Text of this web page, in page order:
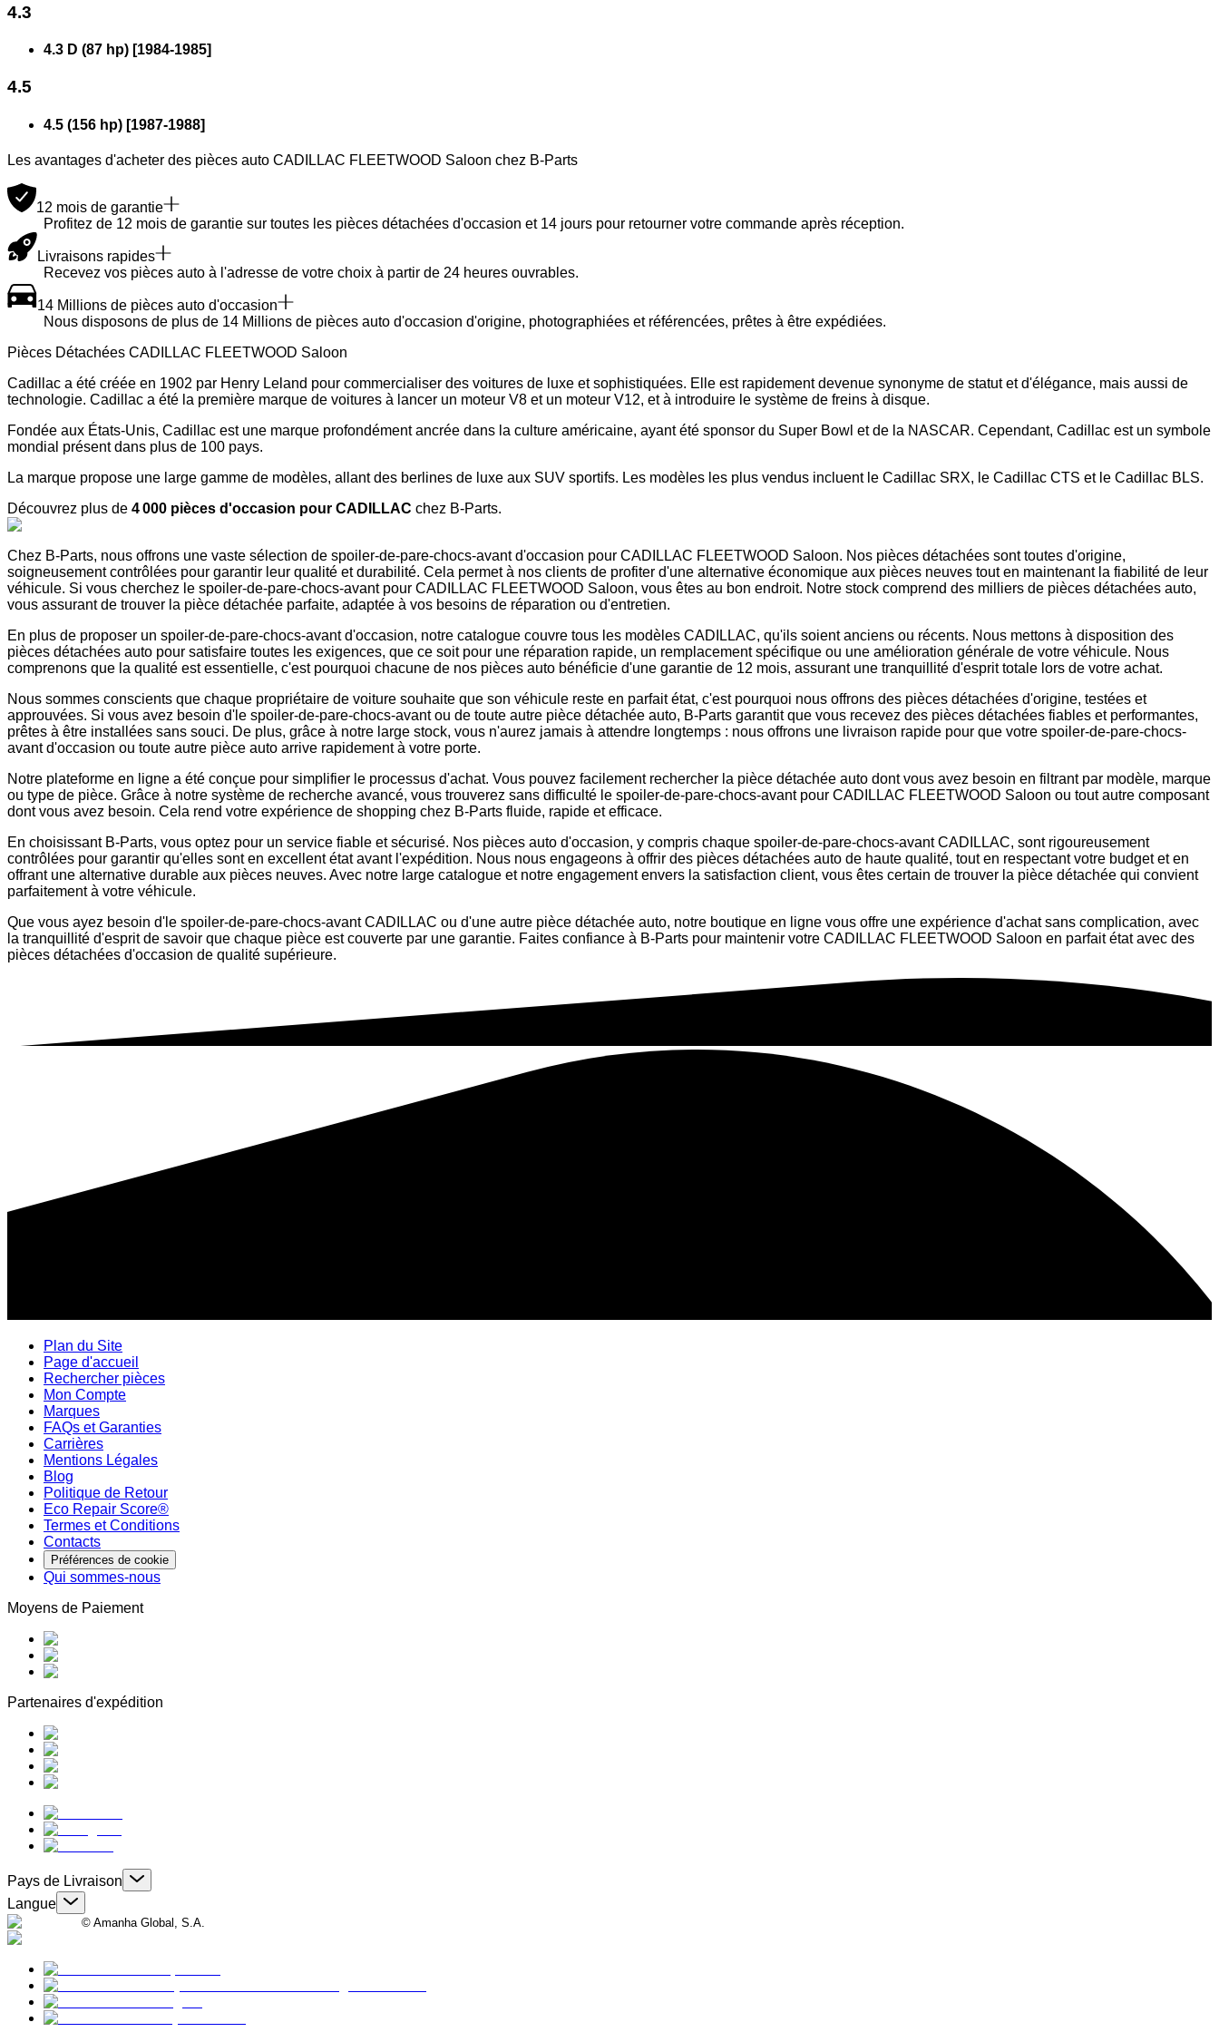
4.3
4.3 D (87 hp) [1984-1985]
4.5
4.5 (156 hp) [1987-1988]
Les avantages d'acheter des pièces auto CADILLAC FLEETWOOD Saloon chez B-Parts
12 mois de garantie
Profitez de 12 mois de garantie sur toutes les pièces détachées d'occasion et 14 jours pour retourner votre commande après réception.
Livraisons rapides
Recevez vos pièces auto à l'adresse de votre choix à partir de 24 heures ouvrables.
14 Millions de pièces auto d'occasion
Nous disposons de plus de 14 Millions de pièces auto d'occasion d'origine, photographiées et référencées, prêtes à être expédiées.
Pièces Détachées CADILLAC FLEETWOOD Saloon
Cadillac a été créée en 1902 par Henry Leland pour commercialiser des voitures de luxe et sophistiquées. Elle est rapidement devenue synonyme de statut et d'élégance, mais aussi de
technologie. Cadillac a été la première marque de voitures à lancer un moteur V8 et un moteur V12, et à introduire le système de freins à disque.
Fondée aux États-Unis, Cadillac est une marque profondément ancrée dans la culture américaine, ayant été sponsor du Super Bowl et de la NASCAR. Cependant, Cadillac est un symbole
mondial présent dans plus de 100 pays.
La marque propose une large gamme de modèles, allant des berlines de luxe aux SUV sportifs. Les modèles les plus vendus incluent le Cadillac SRX, le Cadillac CTS et le Cadillac BLS.
Découvrez plus de 4 000 pièces d'occasion pour CADILLAC chez B-Parts.
Chez B-Parts, nous offrons une vaste sélection de spoiler-de-pare-chocs-avant d'occasion pour CADILLAC FLEETWOOD Saloon. Nos pièces détachées sont toutes d'origine,
soigneusement contrôlées pour garantir leur qualité et durabilité. Cela permet à nos clients de profiter d'une alternative économique aux pièces neuves tout en maintenant la fiabilité de leur
véhicule. Si vous cherchez le spoiler-de-pare-chocs-avant pour CADILLAC FLEETWOOD Saloon, vous êtes au bon endroit. Notre stock comprend des milliers de pièces détachées auto,
vous assurant de trouver la pièce détachée parfaite, adaptée à vos besoins de réparation ou d'entretien.
En plus de proposer un spoiler-de-pare-chocs-avant d'occasion, notre catalogue couvre tous les modèles CADILLAC, qu'ils soient anciens ou récents. Nous mettons à disposition des
pièces détachées auto pour satisfaire toutes les exigences, que ce soit pour une réparation rapide, un remplacement spécifique ou une amélioration générale de votre véhicule. Nous
comprenons que la qualité est essentielle, c'est pourquoi chacune de nos pièces auto bénéficie d'une garantie de 12 mois, assurant une tranquillité d'esprit totale lors de votre achat.
Nous sommes conscients que chaque propriétaire de voiture souhaite que son véhicule reste en parfait état, c'est pourquoi nous offrons des pièces détachées d'origine, testées et
approuvées. Si vous avez besoin d'le spoiler-de-pare-chocs-avant ou de toute autre pièce détachée auto, B-Parts garantit que vous recevez des pièces détachées fiables et performantes,
prêtes à être installées sans souci. De plus, grâce à notre large stock, vous n'aurez jamais à attendre longtemps : nous offrons une livraison rapide pour que votre spoiler-de-pare-chocs-
avant d'occasion ou toute autre pièce auto arrive rapidement à votre porte.
Notre plateforme en ligne a été conçue pour simplifier le processus d'achat. Vous pouvez facilement rechercher la pièce détachée auto dont vous avez besoin en filtrant par modèle, marque
ou type de pièce. Grâce à notre système de recherche avancé, vous trouverez sans difficulté le spoiler-de-pare-chocs-avant pour CADILLAC FLEETWOOD Saloon ou tout autre composant
dont vous avez besoin. Cela rend votre expérience de shopping chez B-Parts fluide, rapide et efficace.
En choisissant B-Parts, vous optez pour un service fiable et sécurisé. Nos pièces auto d'occasion, y compris chaque spoiler-de-pare-chocs-avant CADILLAC, sont rigoureusement
contrôlées pour garantir qu'elles sont en excellent état avant l'expédition. Nous nous engageons à offrir des pièces détachées auto de haute qualité, tout en respectant votre budget et en
offrant une alternative durable aux pièces neuves. Avec notre large catalogue et notre engagement envers la satisfaction client, vous êtes certain de trouver la pièce détachée qui convient
parfaitement à votre véhicule.
Que vous ayez besoin d'le spoiler-de-pare-chocs-avant CADILLAC ou d'une autre pièce détachée auto, notre boutique en ligne vous offre une expérience d'achat sans complication, avec
la tranquillité d'esprit de savoir que chaque pièce est couverte par une garantie. Faites confiance à B-Parts pour maintenir votre CADILLAC FLEETWOOD Saloon en parfait état avec des
pièces détachées d'occasion de qualité supérieure.
Plan du Site
Page d'accueil
Rechercher pièces
Mon Compte
Marques
FAQs et Garanties
Carrières
Mentions Légales
Blog
Politique de Retour
Eco Repair Score®
Termes et Conditions
Contacts
Préférences de cookie
Qui sommes-nous
Moyens de Paiement
Partenaires d'expédition
Pays de Livraison
Langue
© Amanha Global, S.A.